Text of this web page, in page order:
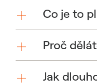
Co je to
Proč
Jak